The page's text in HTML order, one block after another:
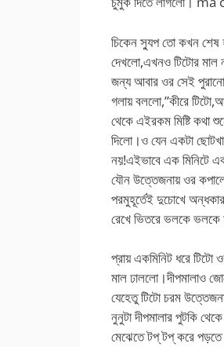
চিকেন স্যুপ তো কখন শেষ
দেখলো,এখনও টিটোর মাল
জন্য আবার ওর সেই পুরানো
গলায় বললো,”কীরে
থেকে এইরকম মিষ্টি কথা
দিলো।ও যেন একটা
নয়!এইভাবে এক মিনিটে
যৌন উত্তেজনায় ওর
পরমুহূর্তেই দুচোখে
রেখে ভিতরে ভলকে
প্রায় একমিনিট ধরে
মাল ঢাললো।দীপমালাও
যেহেতু টিটো চরম
নুনুটা দীপমালার পুটকি
মেঝেতে টপ্ টপ্ করে পড়তে